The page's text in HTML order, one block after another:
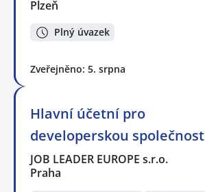
Plzeň
Plný úvazek
Zveřejněno: 5. srpna
Hlavní účetní pro
developerskou společnost
JOB LEADER EUROPE s.r.o.
Praha